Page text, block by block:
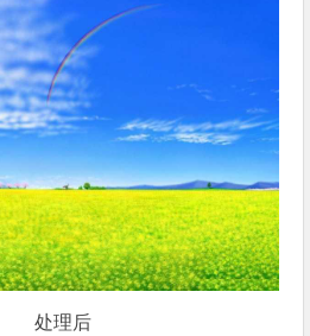
处理后